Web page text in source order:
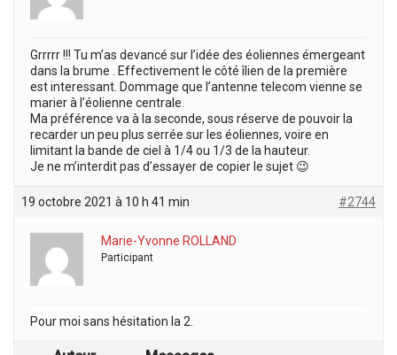
Grrrrr !!! Tu m’as devancé sur l’idée des éoliennes émergeant
dans la brume . Effectivement le côté îlien de la première
est interessant. Dommage que l’antenne telecom vienne se
marier à l’éolienne centrale.
Ma préférence va à la seconde, sous réserve de pouvoir la
recarder un peu plus serrée sur les éoliennes, voire en
limitant la bande de ciel à 1/4 ou 1/3 de la hauteur.
Je ne m’interdit pas d’essayer de copier le sujet 😉
19 octobre 2021 à 10 h 41 min #2744
Marie-Yvonne ROLLAND
Participant
Pour moi sans hésitation la 2.